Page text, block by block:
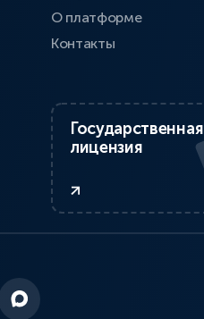
О платформе
Контакты
Государственная
лицензия